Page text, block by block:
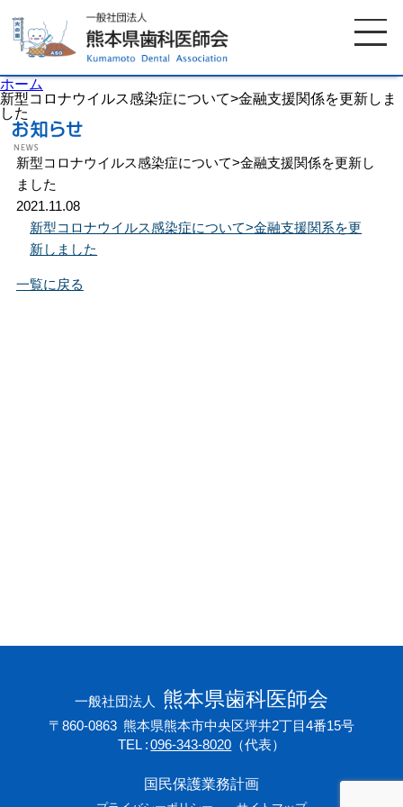
ホーム
新型コロナウイルス感染症について>金融支援関係を更新しま
した
新型コロナウイルス感染症について>金融支援関係を更新し
ました
2021.11.08
新型コロナウイルス感染症について>金融支援関系を更
新しました
一覧に戻る
一般社団法人 熊本県歯科医師会
〒860-0863 熊本県熊本市中央区坪井2丁目4番15号
TEL
096-343-8020 （代表）
国民保護業務計画
ホーム 歯科医師会について
歯科医院検索
イベント案内